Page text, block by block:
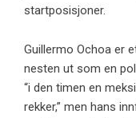
startposisjoner.
Guillermo Ochoa er
nesten ut som en
“i den timen en
rekker,” men hans